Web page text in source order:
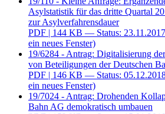
Asylstatistik für das dritte Quartal
zur Asylverfahrensdauer
PDF | 144 KB — Status: 23.11.2017
ein neues Fenster)
19/6284 - Antrag: Digitalisierung
von Beteiligungen der Deutschen
PDF | 146 KB — Status:
ein neues Fenster)
19/7024 - Antrag: Drohenden
Bahn AG demokratisch umbauen